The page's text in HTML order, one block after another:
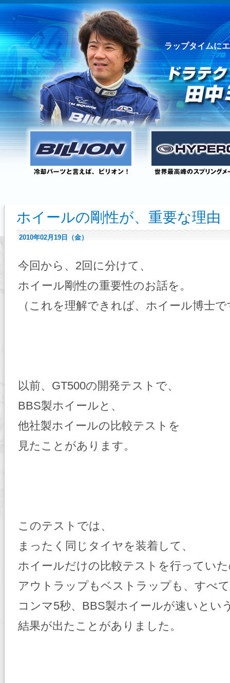
ラップタイムに
ホイールの剛性が、重要な理由
2010年02月19日（金）
今回から、2回に分けて、
ホイール剛性の重要性のお話を。
（これを理解できれば、ホイール博士
以前、GT500の開発テストで、
BBS製ホイールと、
他社製ホイールの比較テストを
見たことがあります。
このテストでは、
まったく同じタイヤを装着して、
ホイールだけの比較テストを行ってい
アウトラップもベストラップも、すべ
コンマ5秒、BBS製ホイールが速いとい
結果が出たことがありました。